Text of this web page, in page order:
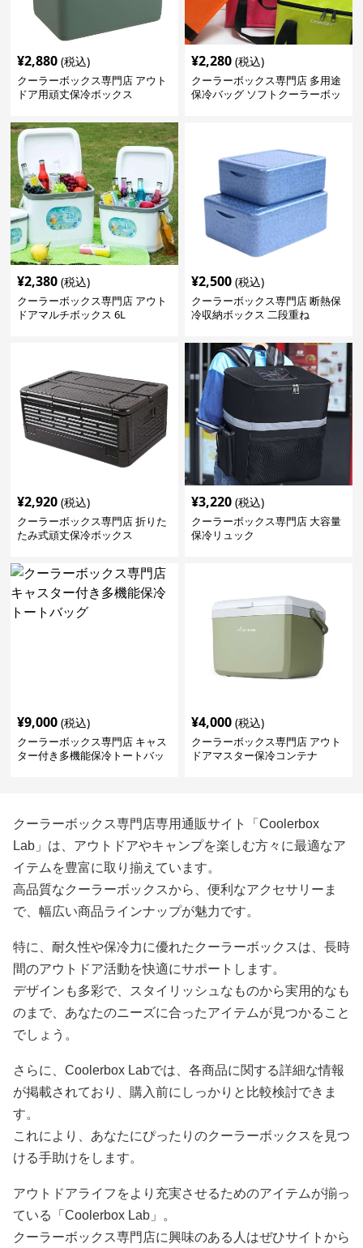
¥2,880 (税込)
クーラーボックス専門店 アウト
ドア用頑丈保冷ボックス
¥2,280 (税込)
クーラーボックス専門店 多用途
保冷バッグ ソフトクーラーボッ
¥2,380 (税込)
クーラーボックス専門店 アウト
ドアマルチボックス 6L
¥2,500 (税込)
クーラーボックス専門店 断熱保
冷収納ボックス 二段重ね
¥2,920 (税込)
クーラーボックス専門店 折りた
たみ式頑丈保冷ボックス
¥3,220 (税込)
クーラーボックス専門店 大容量
保冷リュック
¥9,000 (税込)
クーラーボックス専門店 キャス
ター付き多機能保冷トートバッ
¥4,000 (税込)
クーラーボックス専門店 アウト
ドアマスター保冷コンテナ
クーラーボックス専門店専用通販サイト「Coolerbox
Lab」は、アウトドアやキャンプを楽しむ方々に最適なア
イテムを豊富に取り揃えています。
高品質なクーラーボックスから、便利なアクセサリーま
で、幅広い商品ラインナップが魅力です。
特に、耐久性や保冷力に優れたクーラーボックスは、長時
間のアウトドア活動を快適にサポートします。
デザインも多彩で、スタイリッシュなものから実用的なも
のまで、あなたのニーズに合ったアイテムが見つかること
でしょう。
さらに、Coolerbox Labでは、各商品に関する詳細な情報
が掲載されており、購入前にしっかりと比較検討できま
す。
これにより、あなたにぴったりのクーラーボックスを見つ
ける手助けをします。
アウトドアライフをより充実させるためのアイテムが揃っ
ている「Coolerbox Lab」。
クーラーボックス専門店に興味のある人はぜひサイトから